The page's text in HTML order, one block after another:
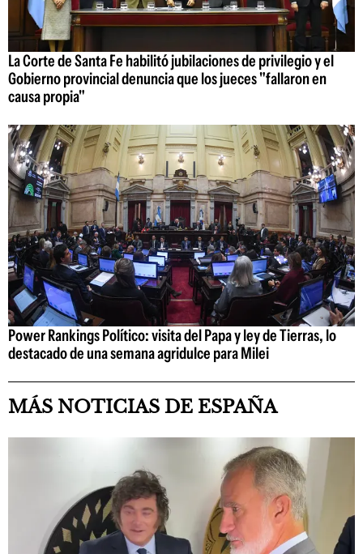
La Corte de Santa Fe habilitó jubilaciones de privilegio y el
Gobierno provincial denuncia que los jueces "fallaron en
causa propia"
Power Rankings Político: visita del Papa y ley de Tierras, lo
destacado de una semana agridulce para Milei
MÁS NOTICIAS DE ESPAÑA